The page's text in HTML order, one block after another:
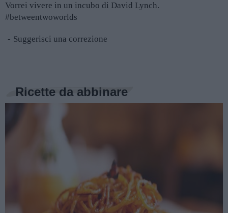
Vorrei vivere in un incubo di David Lynch.
#betweentwoworlds
Suggerisci una correzione
Ricette da abbinare